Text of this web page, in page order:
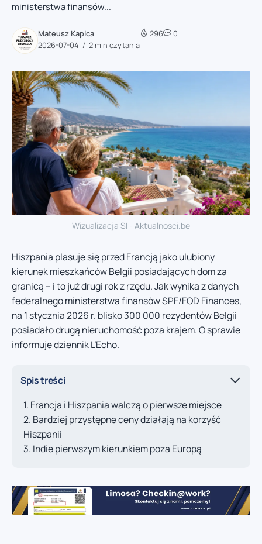
ministerstwa finansów...
Mateusz Kapica
2026-07-04
2 min czytania
296 0
Wizualizacja SI - Aktualnosci.be
Hiszpania plasuje się przed Francją jako ulubiony
kierunek mieszkańców Belgii posiadających dom za
granicą – i to już drugi rok z rzędu. Jak wynika z danych
federalnego ministerstwa finansów SPF/FOD Finances,
na 1 stycznia 2026 r. blisko 300 000 rezydentów Belgii
posiadało drugą nieruchomość poza krajem. O sprawie
informuje dziennik L’Echo.
Spis treści
Francja i Hiszpania walczą o pierwsze miejsce
Bardziej przystępne ceny działają na korzyść
Hiszpanii
Indie pierwszym kierunkiem poza Europą